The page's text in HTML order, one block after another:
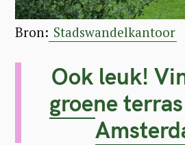
Bron: Stadswandelkantoor
Ook leuk!
groene